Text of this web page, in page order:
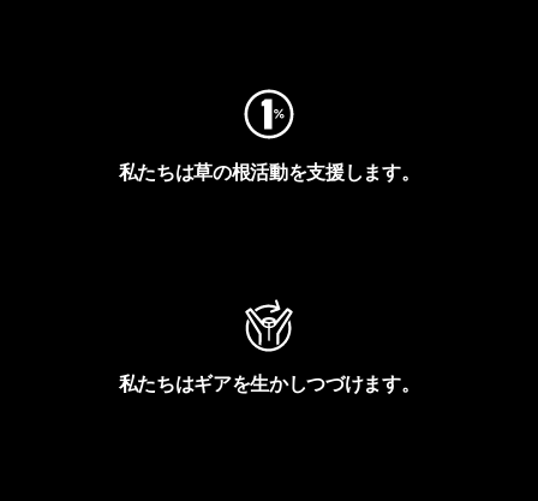
私たちは草の根活動を支援します。
私たちはギアを生かしつづけます。